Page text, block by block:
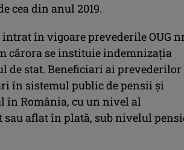
cea din anul 2019.
în vigoare prevederile OUG
cărora se instituie indemnizaţia
de stat. Beneficiari ai prevederilor
în sistemul public de pensii şi
România, cu un nivel al
aflat în plată, sub nivelul